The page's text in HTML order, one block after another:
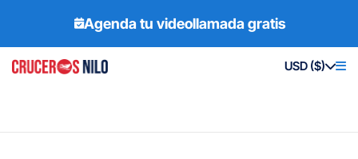
Agenda tu videollamada gratis
USD ($)